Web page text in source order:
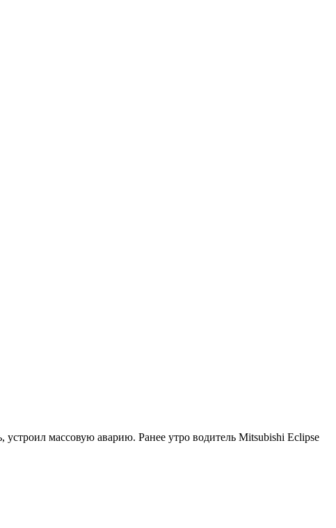
массовую аварию. Ранее утро водитель Mitsubishi Eclipse